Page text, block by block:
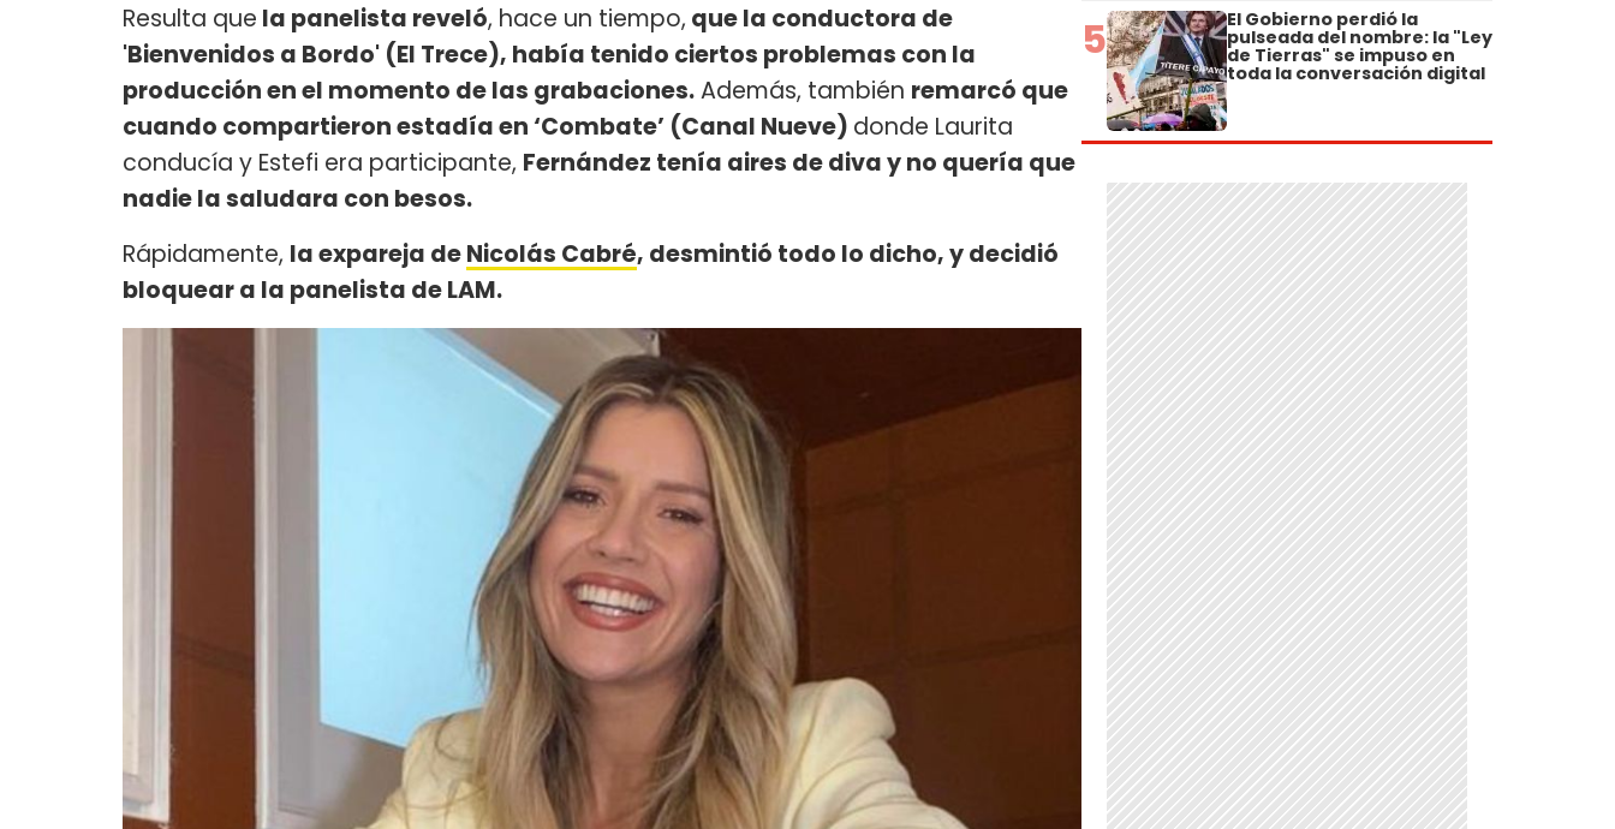
Resulta que la panelista reveló, hace un tiempo, que la conductora de
'Bienvenidos a Bordo' (El Trece), había tenido ciertos problemas con la
producción en el momento de las grabaciones.Además, también remarcó que
cuando compartieron estadía en ‘Combate’ (Canal Nueve) donde Laurita
conducía y Estefi era participante, Fernández tenía aires de diva y no quería que
nadie la saludara con besos.
Rápidamente, la expareja deNicolás Cabré, desmintió todo lo dicho, y decidió
bloquear a la panelista de LAM.
5 El Gobierno perdió la
pulseada del nombre: la "Ley
de Tierras" se impuso en
toda la conversación digital